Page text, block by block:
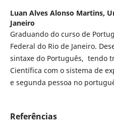
Luan Alves Alonso Martins,
Janeiro
Graduando do curso de
Federal do Rio de Janeiro.
sintaxe do Português, tendo
Científica com o sistema de
e segunda pessoa no
Referências